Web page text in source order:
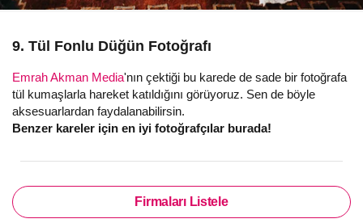
9. Tül Fonlu Düğün Fotoğrafı
Emrah Akman Media'nın çektiği bu karede de sade bir fotoğrafa
tül kumaşlarla hareket katıldığını görüyoruz. Sen de böyle
aksesuarlardan faydalanabilirsin.
Benzer kareler için en iyi fotoğrafçılar burada!
Firmaları Listele